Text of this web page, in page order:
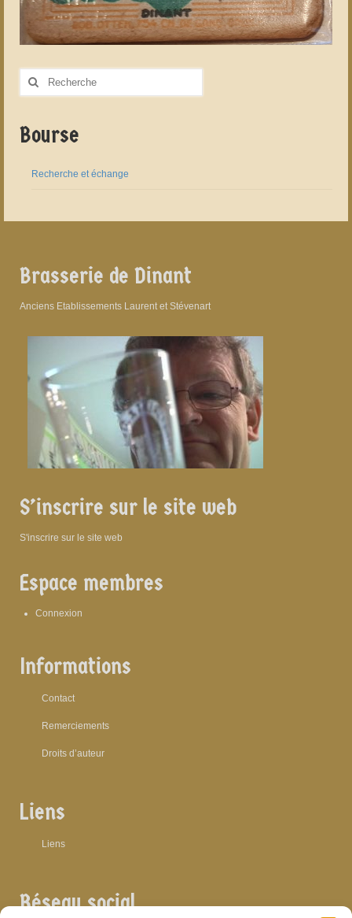
Rechercher
Bourse
Recherche et échange
Brasserie de Dinant
Anciens Etablissements Laurent et Stévenart
S’inscrire sur le site web
S'inscrire sur le site web
Espace membres
Connexion
Informations
Contact
Remerciements
Droits d’auteur
Liens
Liens
Réseau social